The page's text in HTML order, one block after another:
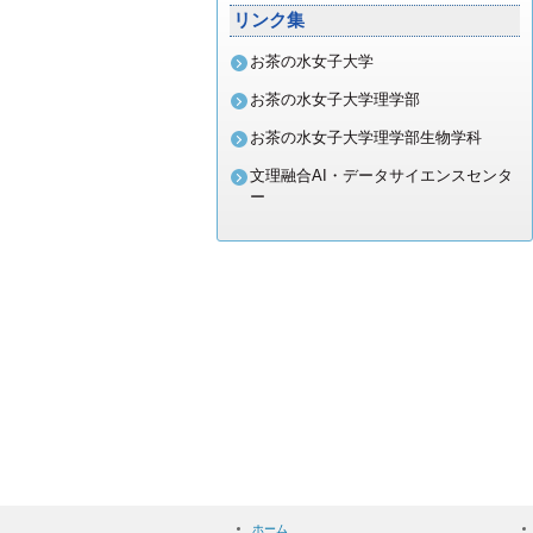
リンク集
お茶の水女子大学
お茶の水女子大学理学部
お茶の水女子大学理学部生物学科
文理融合AI・データサイエンスセンタ
ー
ホーム